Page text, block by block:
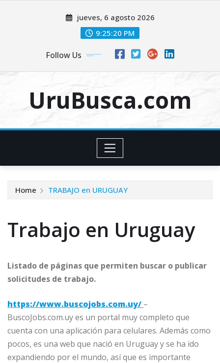
jueves, 6 agosto 2026
9:25:21 PM
Follow Us
UruBusca.com
Home TRABAJO en URUGUAY
Trabajo en Uruguay
Listado de páginas que permiten buscar o publicar
solicitudes de trabajo.
https://www.buscojobs.com.uy/ –
BuscoJobs.com.uy es un portal muy completo que
cuenta con una aplicación para celulares. Además como
pocos, es una web que nació en Uruguay y se ha ido
expandiendo por el mundo, así que es importante